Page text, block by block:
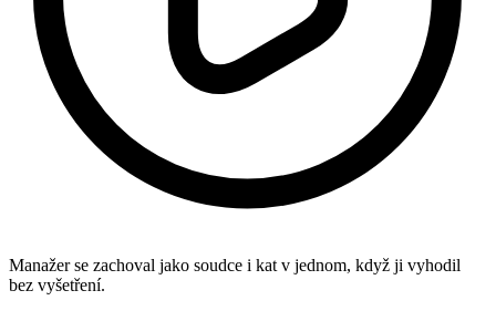
Manažer se zachoval jako soudce i kat v jednom, když ji vyhodil
bez vyšetření.